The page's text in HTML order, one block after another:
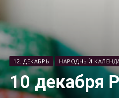
12. ДЕКАБРЬ НАРОДНЫЙ
10 декабря